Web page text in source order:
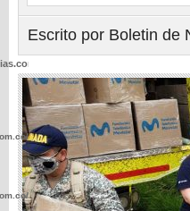
Escrito por Boletin de
wp-
wp-
wp-